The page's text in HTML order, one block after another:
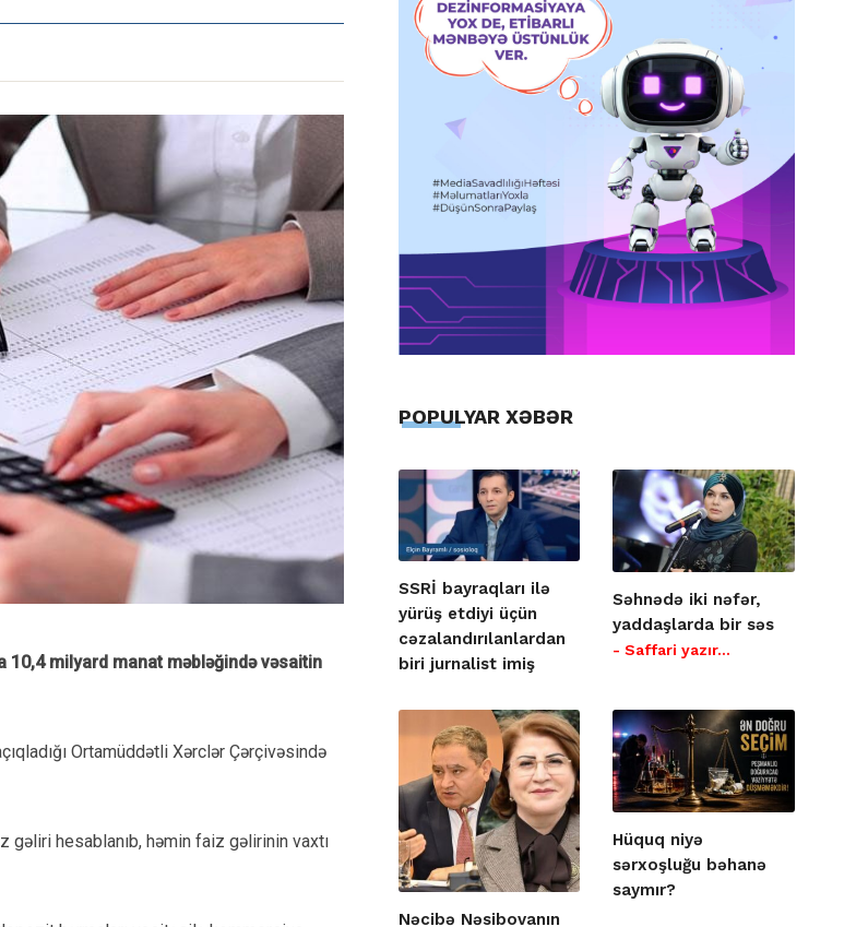
10,4 milyard manat məbləğində vəsaitin
Ortamüddətli Xərclər Çərçivəsində
hesablanıb, həmin faiz gəlirinin vaxtı
POPULYAR XƏBƏR
SSRİ bayraqları ilə
yürüş etdiyi üçün
cəzalandırılanlardan
biri jurnalist imiş
Səhnədə iki nəfər,
yaddaşlarda bir səs
- Saffari yazır…
Nəcibə Nəsibovanın
Hüquq niyə
sərxoşluğu bəhanə
saymır?